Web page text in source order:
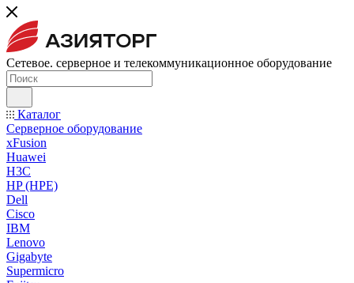
Сетевое. серверное и телекоммуникационное оборудование
Каталог
Серверное оборудование
xFusion
Huawei
H3C
HP (HPE)
Dell
Cisco
IBM
Lenovo
Gigabyte
Supermicro